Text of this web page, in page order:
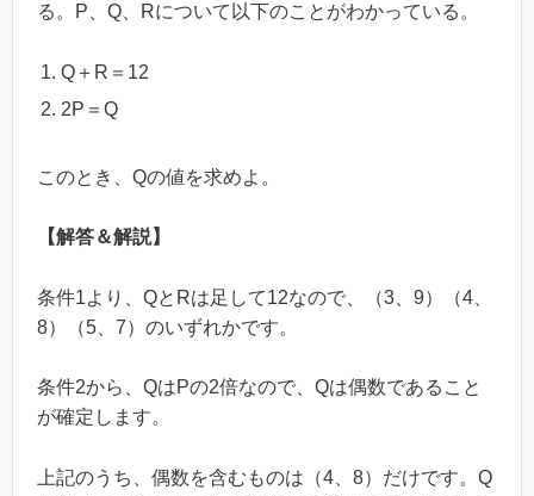
る。P、Q、Rについて以下のことがわかっている。
Q＋R＝12
2P＝Q
このとき、Qの値を求めよ。
【解答＆解説】
条件1より、QとRは足して12なので、（3、9）（4、
8）（5、7）のいずれかです。
条件2から、QはPの2倍なので、Qは偶数であること
が確定します。
上記のうち、偶数を含むものは（4、8）だけです。Q